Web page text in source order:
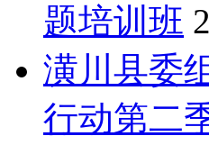
题培训班
潢川县委
行动第二